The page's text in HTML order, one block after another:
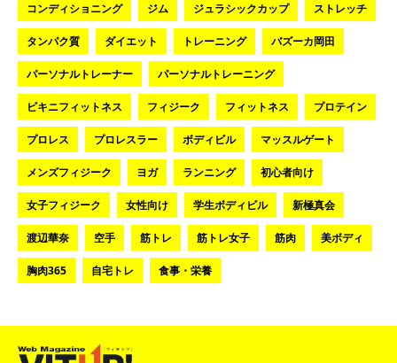
コンディショニング ジム ジュラシックカップ ストレッチ
タンパク質 ダイエット トレーニング バズーカ岡田
パーソナルトレーナー パーソナルトレーニング
ビキニフィットネス フィジーク フィットネス プロテイン
プロレス プロレスラー ボディビル マッスルゲート
メンズフィジーク ヨガ ランニング 初心者向け
女子フィジーク 女性向け 学生ボディビル 新極真会
渡辺華奈 空手 筋トレ 筋トレ女子 筋肉 美ボディ
胸肉365 自宅トレ 食事・栄養